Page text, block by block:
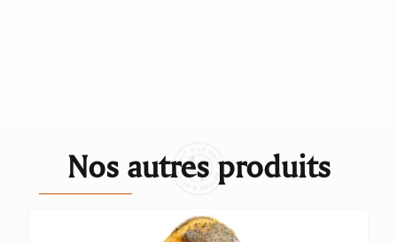
Nos autres produits